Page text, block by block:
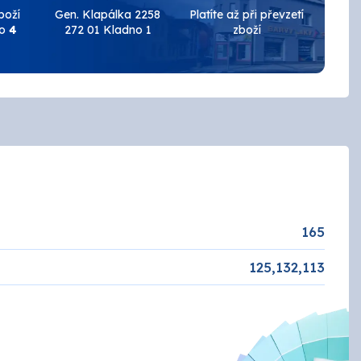
Keramické obklady
AUTOLAK - Škoda / VW
EFEKT
4
Gen. Klapálka 2258
272 01 Kladno 1
Platíte až při převzetí
zboží
165
125,132,113